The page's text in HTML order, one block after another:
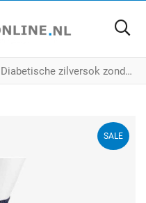
Diabetische zilversok zonder kraag - Navy - 3 paar - Maat XL
SALE